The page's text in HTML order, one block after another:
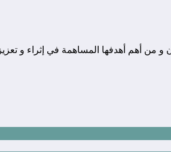
قد تم تأسيسها في سنة 2010 من طرف عبدلله اصبارن و من أهم